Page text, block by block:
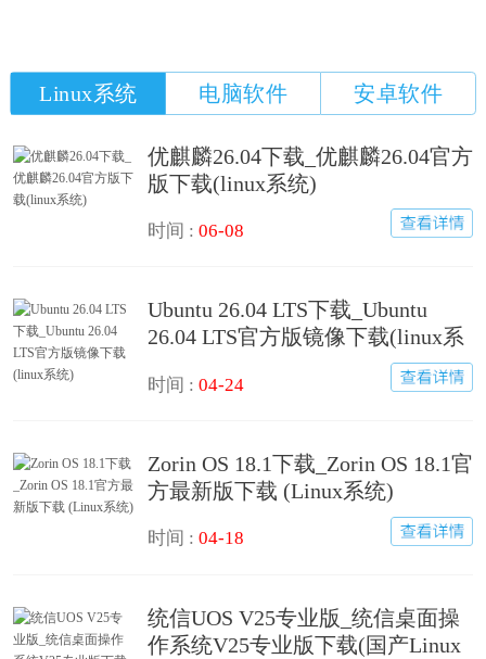
Linux系统 电脑软件 安卓软件
优麒麟26.04下载_优麒麟26.04官方
版下载(linux系统)
时间 : 06-08
Ubuntu 26.04 LTS下载_Ubuntu
26.04 LTS官方版镜像下载(linux系
时间 : 04-24
Zorin OS 18.1下载_Zorin OS 18.1官
方最新版下载 (Linux系统)
时间 : 04-18
统信UOS V25专业版_统信桌面操
作系统V25专业版下载(国产Linux